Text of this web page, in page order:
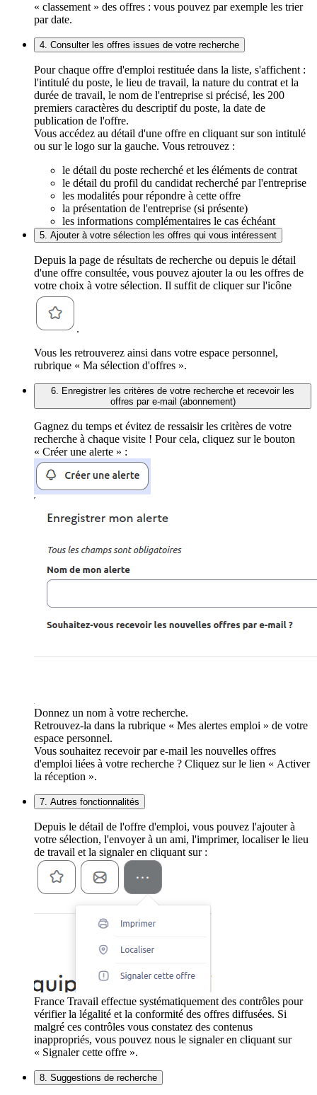
« classement » des offres : vous pouvez par exemple les trier
par date.
4. Consulter les offres issues de votre recherche
Pour chaque offre d'emploi restituée dans la liste, s'affichent :
l'intitulé du poste, le lieu de travail, la nature du contrat et la
durée de travail, le nom de l'entreprise si précisé, les 200
premiers caractères du descriptif du poste, la date de
publication de l'offre.
Vous accédez au détail d'une offre en cliquant sur son intitulé
ou sur le logo sur la gauche. Vous retrouvez :
le détail du poste recherché et les éléments de contrat
le détail du profil du candidat recherché par l'entreprise
les modalités pour répondre à cette offre
la présentation de l'entreprise (si présente)
les informations complémentaires le cas échéant
5. Ajouter à votre sélection les offres qui vous intéressent
Depuis la page de résultats de recherche ou depuis le détail
d'une offre consultée, vous pouvez ajouter la ou les offres de
votre choix à votre sélection. Il suffit de cliquer sur l'icône
.
Vous les retrouverez ainsi dans votre espace personnel,
rubrique « Ma sélection d'offres ».
6. Enregistrer les critères de votre recherche et recevoir les
offres par e-mail (abonnement)
Gagnez du temps et évitez de ressaisir les critères de votre
recherche à chaque visite ! Pour cela, cliquez sur le bouton
« Créer une alerte » :
Donnez un nom à votre recherche.
Retrouvez-la dans la rubrique « Mes alertes emploi » de votre
espace personnel.
Vous souhaitez recevoir par e-mail les nouvelles offres
d'emploi liées à votre recherche ? Cliquez sur le lien « Activer
la réception ».
7. Autres fonctionnalités
Depuis le détail de l'offre d'emploi, vous pouvez l'ajouter à
votre sélection, l'envoyer à un ami, l'imprimer, localiser le lieu
de travail et la signaler en cliquant sur :
France Travail effectue systématiquement des contrôles pour
vérifier la légalité et la conformité des offres diffusées. Si
malgré ces contrôles vous constatez des contenus
inappropriés, vous pouvez nous le signaler en cliquant sur
« Signaler cette offre ».
8. Suggestions de recherche